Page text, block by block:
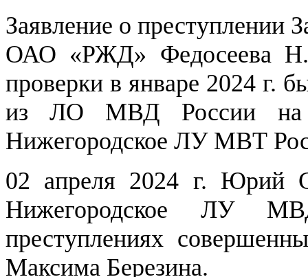
Заявление о преступлении
ОАО «РЖД» Федосеева
проверки в январе 2024 г.
из ЛО МВД России на
Нижегородское ЛУ МВТ
02 апреля 2024 г. Юрий
Нижегородское ЛУ
преступлениях
Максима Березина.